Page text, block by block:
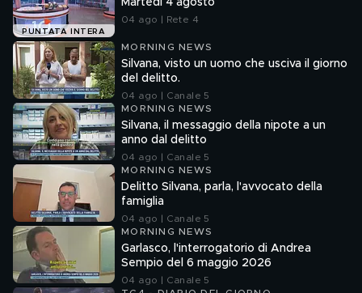
PUNTATA INTERA
Martedì 4 agosto
04 ago | Rete 4
MORNING NEWS
Silvana, visto un uomo che usciva il giorno
del delitto.
04 ago | Canale 5
MORNING NEWS
Silvana, il messaggio della nipote a un
anno dal delitto
04 ago | Canale 5
MORNING NEWS
Delitto Silvana, parla, l'avvocato della
famiglia
04 ago | Canale 5
MORNING NEWS
Garlasco, l'interrogatorio di Andrea
Sempio del 6 maggio 2026
04 ago | Canale 5